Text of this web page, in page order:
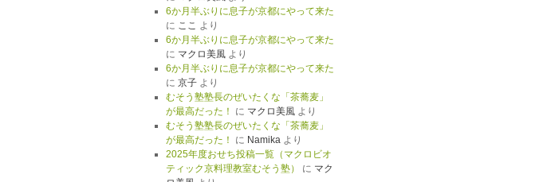
6か月半ぶりに息子が京都にやって来た
に ここ より
6か月半ぶりに息子が京都にやって来た
に マクロ美風より
6か月半ぶりに息子が京都にやって来た
に 京子より
むそう塾塾長のぜいたくな「茶蕎麦」
が最高だった！
に マクロ美風より
むそう塾塾長のぜいたくな「茶蕎麦」
が最高だった！
に Namikaより
2025年度おせち投稿一覧（マクロビオ
ティック京料理教室むそう塾）
に マク